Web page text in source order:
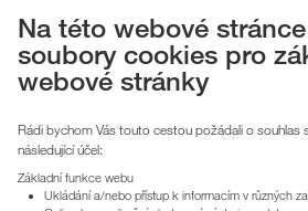
Pro žadatele
Kontakty
Zpracování cookies
HEIMSTADEN
Na této webové
soubory cookies pro
webové stránky
Rádi bychom Vás touto cestou požádali o souhlas
následující účel:
Základní funkce webu
Ukládání a/nebo přístup k informacím v různých